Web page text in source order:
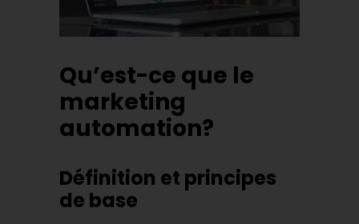
Qu’est-ce que le
marketing
automation?
Définition et principes
de base